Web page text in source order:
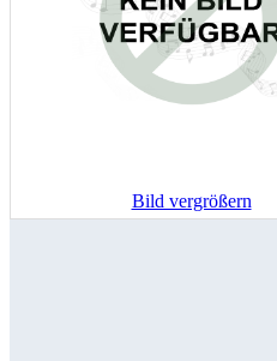
Bild vergrößern